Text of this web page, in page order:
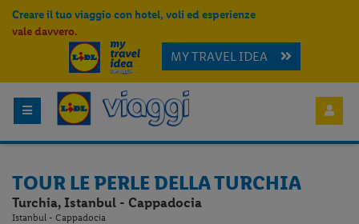
Creare il tuo viaggio con hotel, voli ed esperienze
vale davvero.
MY TRAVEL IDEA
TOUR LE PERLE DELLA TURCHIA
Turchia, Istanbul - Cappadocia
Istanbul - Cappadocia